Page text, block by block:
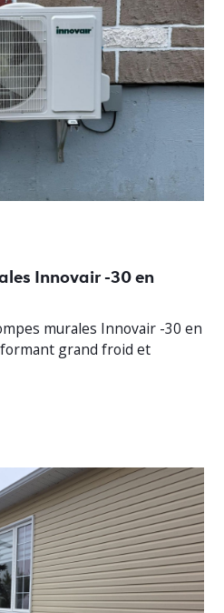
Innovair -30 en
murales Innovair -30 en
grand froid et